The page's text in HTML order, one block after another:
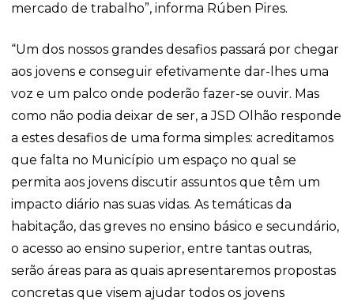
mercado de trabalho”, informa Rúben Pires.
“Um dos nossos grandes desafios passará por chegar
aos jovens e conseguir efetivamente dar-lhes uma
voz e um palco onde poderão fazer-se ouvir. Mas
como não podia deixar de ser, a JSD Olhão responde
a estes desafios de uma forma simples: acreditamos
que falta no Município um espaço no qual se
permita aos jovens discutir assuntos que têm um
impacto diário nas suas vidas. As temáticas da
habitação, das greves no ensino básico e secundário,
o acesso ao ensino superior, entre tantas outras,
serão áreas para as quais apresentaremos propostas
concretas que visem ajudar todos os jovens